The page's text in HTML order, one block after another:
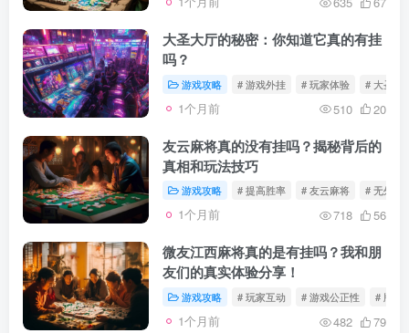
大圣大厅的秘密：你知道它真的有挂
吗？
游戏攻略 # 游戏外挂 # 玩家体验 # 大圣大
1个月前 510 20
友云麻将真的没有挂吗？揭秘背后的
真相和玩法技巧
游戏攻略 # 提高胜率 # 友云麻将 # 无外挂
1个月前 718 56
微友江西麻将真的是有挂吗？我和朋
友们的真实体验分享！
游戏攻略 # 玩家互动 # 游戏公正性 # 牌局
1个月前 482 79